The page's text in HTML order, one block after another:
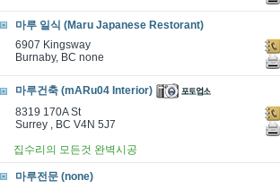
마루 일식 (Maru Japanese Restorant)
6907 Kingsway
Burnaby, BC none
마루건축 (mARu04 Interior)
8319 170A St
Surrey , BC V4N 5J7
집수리의 모든것 완벽시공
마루전문 (none)